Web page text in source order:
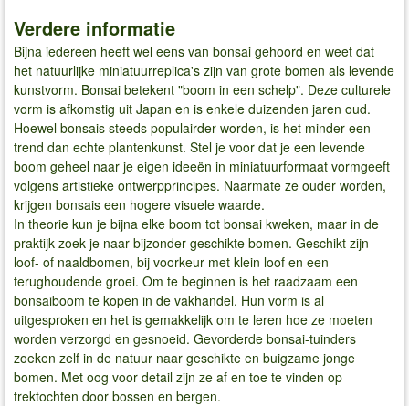
Verdere informatie
Bijna iedereen heeft wel eens van bonsai gehoord en weet dat
het natuurlijke miniatuurreplica's zijn van grote bomen als levende
kunstvorm. Bonsai betekent "boom in een schelp". Deze culturele
vorm is afkomstig uit Japan en is enkele duizenden jaren oud.
Hoewel bonsais steeds populairder worden, is het minder een
trend dan echte plantenkunst. Stel je voor dat je een levende
boom geheel naar je eigen ideeën in miniatuurformaat vormgeeft
volgens artistieke ontwerpprincipes. Naarmate ze ouder worden,
krijgen bonsais een hogere visuele waarde.
In theorie kun je bijna elke boom tot bonsai kweken, maar in de
praktijk zoek je naar bijzonder geschikte bomen. Geschikt zijn
loof- of naaldbomen, bij voorkeur met klein loof en een
terughoudende groei. Om te beginnen is het raadzaam een
bonsaiboom te kopen in de vakhandel. Hun vorm is al
uitgesproken en het is gemakkelijk om te leren hoe ze moeten
worden verzorgd en gesnoeid. Gevorderde bonsai-tuinders
zoeken zelf in de natuur naar geschikte en buigzame jonge
bomen. Met oog voor detail zijn ze af en toe te vinden op
trektochten door bossen en bergen.